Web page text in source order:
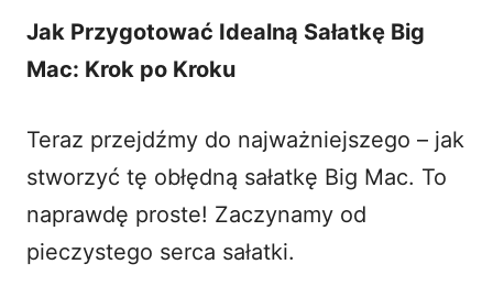
Jak Przygotować Idealną Sałatkę Big
Mac: Krok po Kroku
Teraz przejdźmy do najważniejszego – jak
stworzyć tę obłędną sałatkę Big Mac. To
naprawdę proste! Zaczynamy od
pieczystego serca sałatki.